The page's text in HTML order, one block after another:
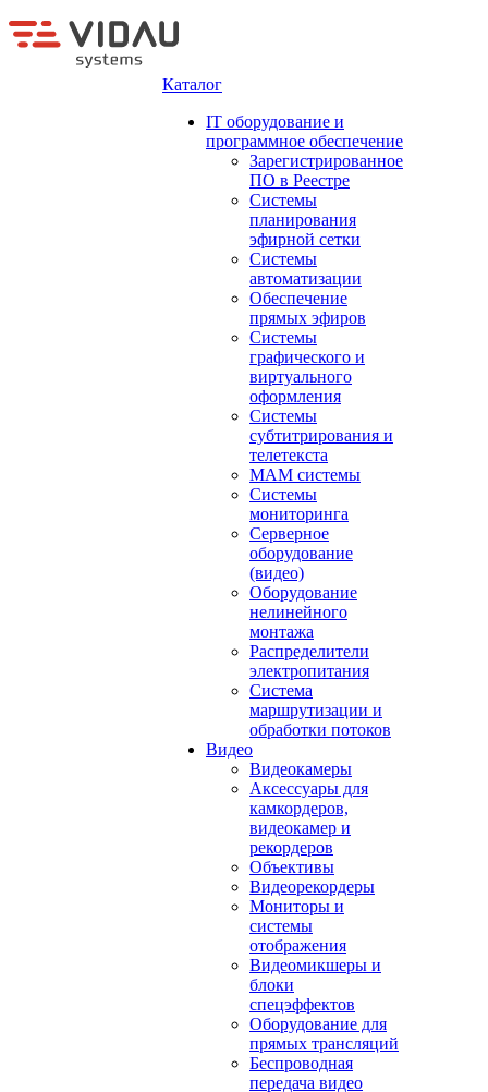
Каталог
IT оборудование и
программное обеспечение
Зарегистрированное
ПО в Реестре
Системы
планирования
эфирной сетки
Системы
автоматизации
Обеспечение
прямых эфиров
Системы
графического и
виртуального
оформления
Системы
субтитрирования и
телетекста
MAM системы
Системы
мониторинга
Серверное
оборудование
(видео)
Оборудование
нелинейного
монтажа
Распределители
электропитания
Система
маршрутизации и
обработки потоков
Видео
Видеокамеры
Аксессуары для
камкордеров,
видеокамер и
рекордеров
Объективы
Видеорекордеры
Мониторы и
системы
отображения
Видеомикшеры и
блоки
спецэффектов
Оборудование для
прямых трансляций
Беспроводная
передача видео